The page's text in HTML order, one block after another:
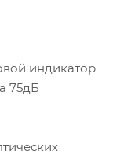
индикатор
75дБ